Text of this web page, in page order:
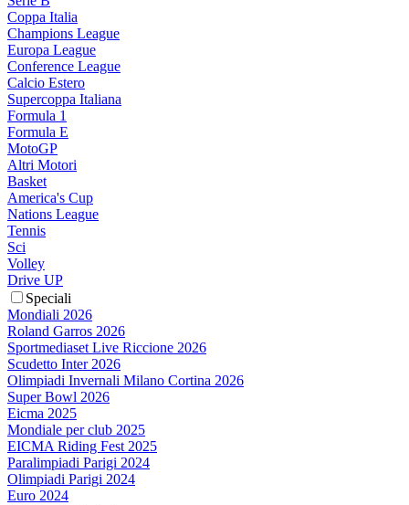
Coppa Italia
Champions League
Europa League
Conference League
Calcio Estero
Supercoppa Italiana
Formula 1
Formula E
MotoGP
Altri Motori
Basket
America's Cup
Nations League
Tennis
Sci
Volley
Drive UP
Speciali
Mondiali 2026
Roland Garros 2026
Sportmediaset Live Riccione 2026
Scudetto Inter 2026
Olimpiadi Invernali Milano Cortina 2026
Super Bowl 2026
Eicma 2025
Mondiale per club 2025
EICMA Riding Fest 2025
Paralimpiadi Parigi 2024
Olimpiadi Parigi 2024
Euro 2024